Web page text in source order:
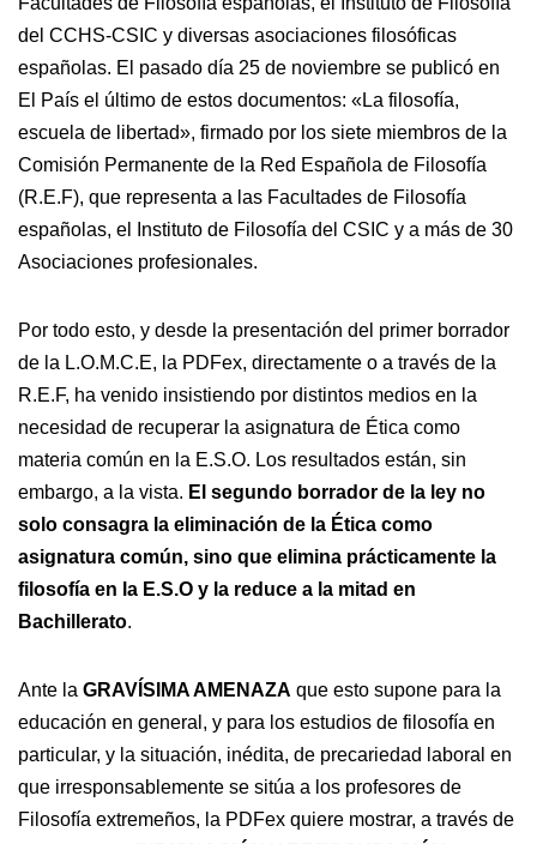
del CCHS-CSIC y diversas asociaciones filosóficas
españolas. El pasado día 25 de noviembre se publicó en
El País el último de estos documentos: «La filosofía,
escuela de libertad», firmado por los siete miembros de la
Comisión Permanente de la Red Española de Filosofía
(R.E.F), que representa a las Facultades de Filosofía
españolas, el Instituto de Filosofía del CSIC y a más de 30
Asociaciones profesionales.
Por todo esto, y desde la presentación del primer borrador
de la L.O.M.C.E, la PDFex, directamente o a través de la
R.E.F, ha venido insistiendo por distintos medios en la
necesidad de recuperar la asignatura de Ética como
materia común en la E.S.O. Los resultados están, sin
embargo, a la vista. El segundo borrador de la ley no
solo consagra la eliminación de la Ética como
asignatura común, sino que elimina prácticamente la
filosofía en la E.S.O y la reduce a la mitad en
Bachillerato.
Ante la GRAVÍSIMA AMENAZA que esto supone para la
educación en general, y para los estudios de filosofía en
particular, y la situación, inédita, de precariedad laboral en
que irresponsablemente se sitúa a los profesores de
Filosofía extremeños, la PDFex quiere mostrar, a través de